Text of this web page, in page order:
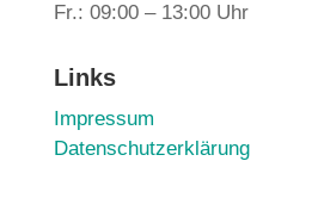
Fr.: 09:00 – 13:00 Uhr
Links
Impressum
Datenschutzerklärung